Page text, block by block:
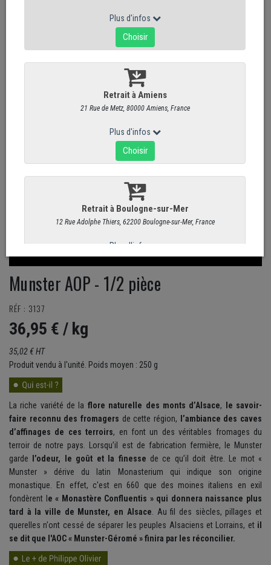
Munster AOP - 1/2 pièce
RÉF : 3137
36,95 € / kg
35,02 € HT
Produit vendu à l'unité. Poids moyen : 250 g
La riche variété de la flore naturelle des monts d’Alsace,
le savoir-
faire reconnu des fromagers de cette région,
l’ambiance des caves
d’affinages de ces terroirs, en font un des véritables fromages du
terroir de notre pays. Lorsqu’il est de fabrication fermière, le Munster
garde
l’odeur, le goût et la finesse de ce qu’il doit être. Le mot «
Munster » dérive du latin Monasterium qui indique son origine
monastique. En effet, c'est en 660 que des moines italiens en exil
fondèrent l e « Monastère Confluentis » qui donnera naissance plus
tard à la ville de Munster, en Alsace. Au fil des siècles, pillages et
querelles n'ont cessé de séparer les peuples Alsaciens et Lorrains, et il
se dit que l'AOC « Munster-Géromé » finira par les réconcilier.